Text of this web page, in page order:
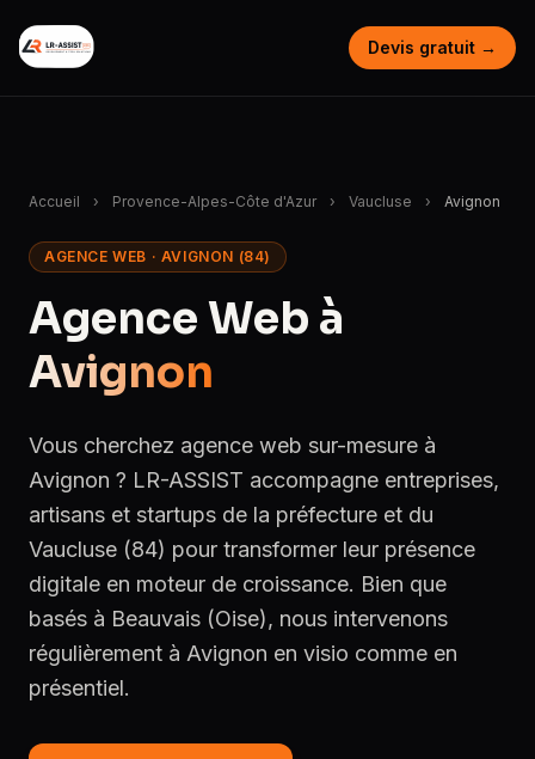
Devis gratuit →
Accueil › Provence-Alpes-Côte d'Azur › Vaucluse › Avignon
AGENCE WEB · AVIGNON (84)
Agence Web à
Avignon
Vous cherchez agence web sur-mesure à
Avignon ? LR-ASSIST accompagne entreprises,
artisans et startups de la préfecture et du
Vaucluse (84) pour transformer leur présence
digitale en moteur de croissance. Bien que
basés à Beauvais (Oise), nous intervenons
régulièrement à Avignon en visio comme en
présentiel.